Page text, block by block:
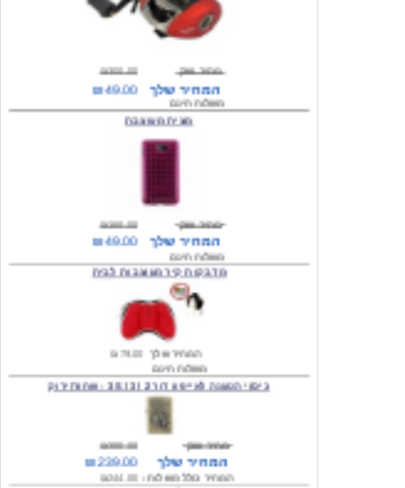
מחיר שוק
משלוח חינם
מצית מעוצבת
המחיר שלך
משלוח חינם
מדבקות קיר מעוצבות לבית
₪79.00
המחיר שלך
משלוח חינם
כיסוי הטענה לאייפון דור 2 / 3 / 3S - שחור/ירוק
המחיר שלך
₪244.00 המחיר כולל משלוח :
עגילים מעוצבים